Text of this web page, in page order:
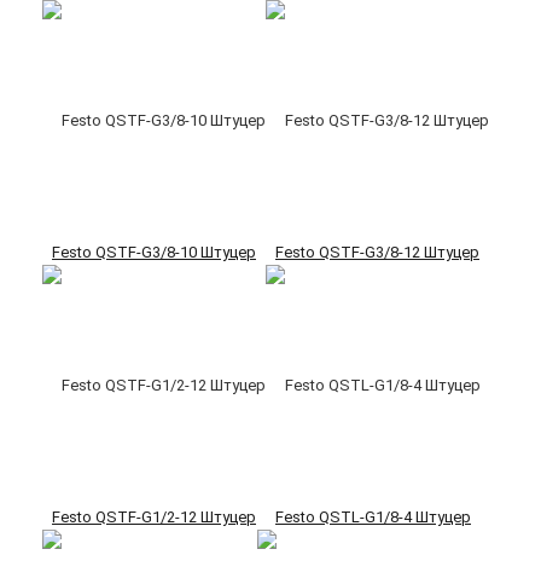
Festo QSTF-G3/8-10 Штуцер Festo QSTF-G3/8-12 Штуцер
Festo QSTF-G1/2-12 Штуцер Festo QSTL-G1/8-4 Штуцер